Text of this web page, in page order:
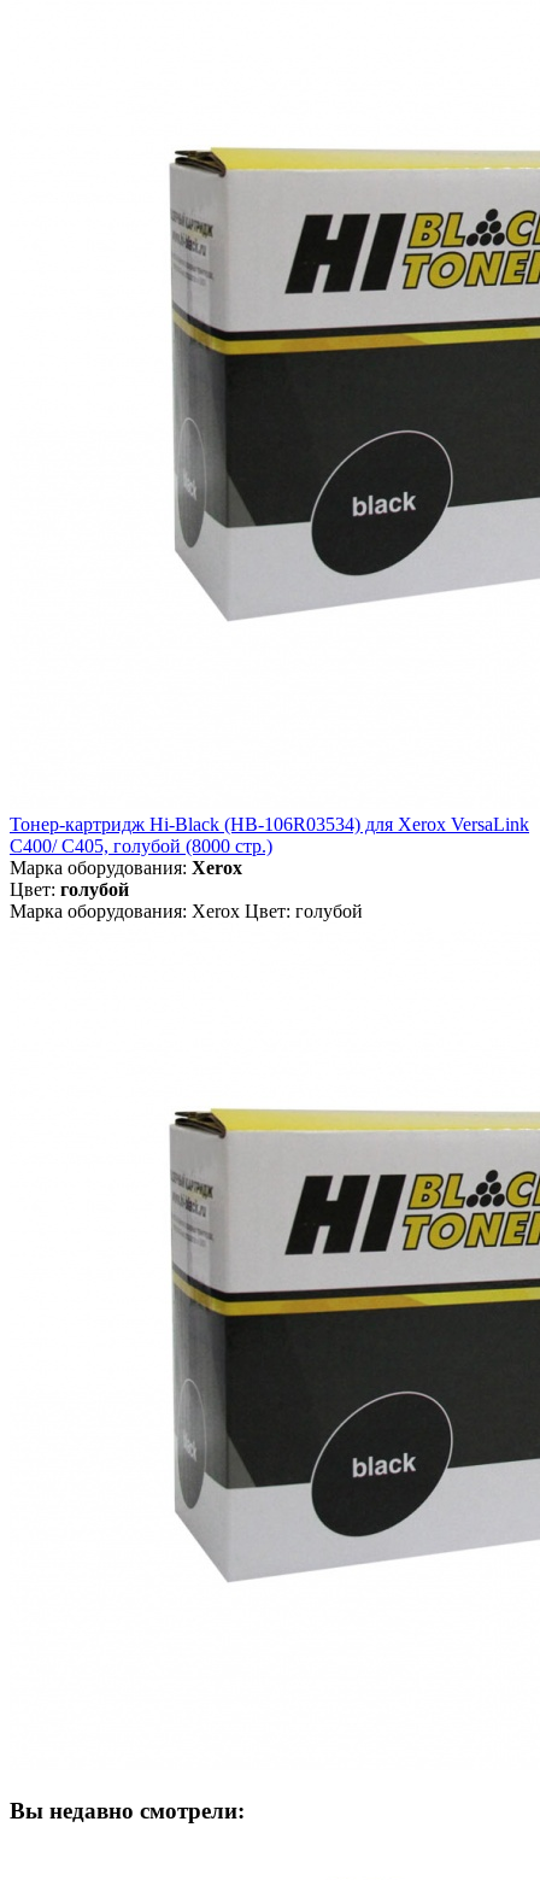
Тонер-картридж Hi-Black (HB-106R03534) для Xerox VersaLink
C400/ C405, голубой (8000 стр.)
Марка оборудования: Xerox
Цвет: голубой
Марка оборудования: Xerox Цвет: голубой
Вы недавно смотрели: